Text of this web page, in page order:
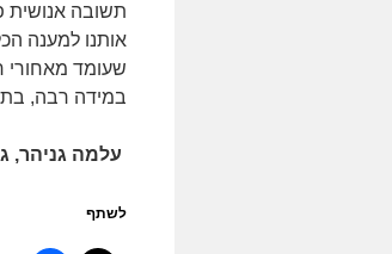
תשובה אנושית
אותנו למענה
שעומד מאחורי
במידה רבה,
עלמה גניהר, ג'-
לשתף